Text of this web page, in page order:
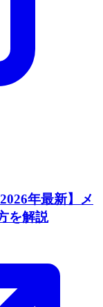
年最新】メ
を解説